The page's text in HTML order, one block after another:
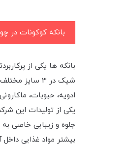
بانکه کوکونات در
بانکه ها یکی از
شیک در 3 سایز مختلف تولید شده است.
ادویه، حبوبات،
یکی از تولیدات این
جلوه و زیبایی خاصی
بیشتر مواد غذایی